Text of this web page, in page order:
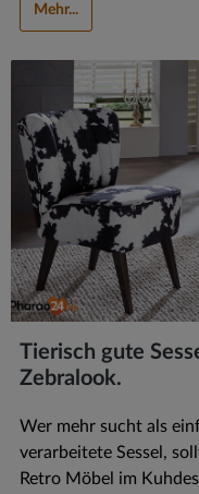
Mehr...
Tierisch gute
Zebralook.
Wer mehr sucht als
verarbeitete Sessel,
Retro Möbel im